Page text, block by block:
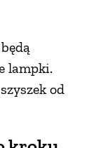
lampki.
od